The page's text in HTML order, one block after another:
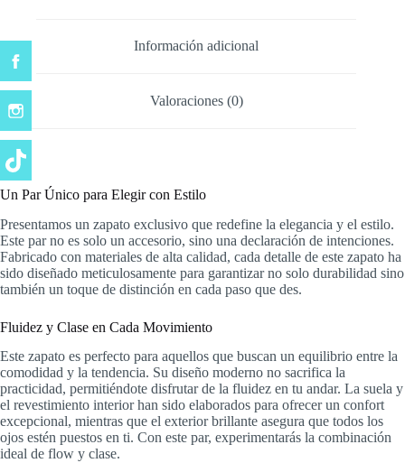
Información adicional
Valoraciones (0)
Un Par Único para Elegir con Estilo
Presentamos un zapato exclusivo que redefine la elegancia y el estilo.
Este par no es solo un accesorio, sino una declaración de intenciones.
Fabricado con materiales de alta calidad, cada detalle de este zapato ha
sido diseñado meticulosamente para garantizar no solo durabilidad sino
también un toque de distinción en cada paso que des.
Fluidez y Clase en Cada Movimiento
Este zapato es perfecto para aquellos que buscan un equilibrio entre la
comodidad y la tendencia. Su diseño moderno no sacrifica la
practicidad, permitiéndote disfrutar de la fluidez en tu andar. La suela y
el revestimiento interior han sido elaborados para ofrecer un confort
excepcional, mientras que el exterior brillante asegura que todos los
ojos estén puestos en ti. Con este par, experimentarás la combinación
ideal de flow y clase.